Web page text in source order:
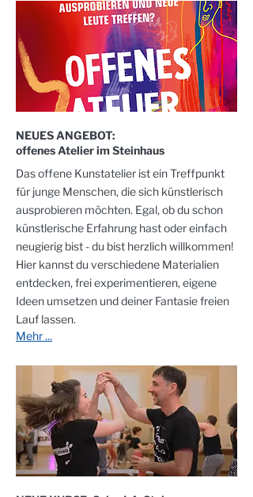
NEUES ANGEBOT:
offenes Atelier im Steinhaus
Das offene Kunstatelier ist ein Treffpunkt
für junge Menschen, die sich künstlerisch
ausprobieren möchten. Egal, ob du schon
künstlerische Erfahrung hast oder einfach
neugierig bist - du bist herzlich willkommen!
Hier kannst du verschiedene Materialien
entdecken, frei experimentieren, eigene
Ideen umsetzen und deiner Fantasie freien
Lauf lassen.
Mehr ...